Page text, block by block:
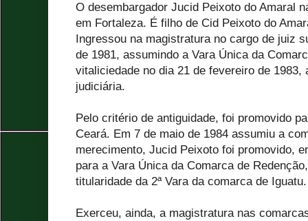
O desembargador Jucid Peixoto do Amaral
em Fortaleza. É filho de Cid Peixoto do
Ingressou na magistratura no cargo de juiz
de 1981, assumindo a Vara Única da
vitaliciedade no dia 21 de fevereiro de 1983,
judiciária.
Pelo critério de antiguidade, foi promovido
Ceará. Em 7 de maio de 1984 assumiu a
merecimento, Jucid Peixoto foi promovido,
para a Vara Única da Comarca de
titularidade da 2ª Vara da comarca de Iguatu.
Exerceu, ainda, a magistratura nas